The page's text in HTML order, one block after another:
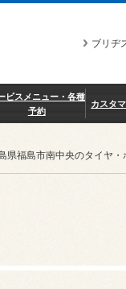
ブリヂ
ビスメニュー・各種
予約
カスタ
県福島市南中央のタイヤ